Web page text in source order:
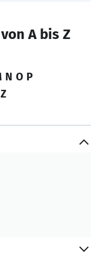
A bis Z
N O P
Z